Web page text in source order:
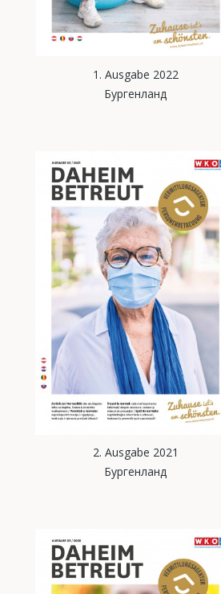
1. Ausgabe 2022
Бургенланд
2. Ausgabe 2021
Бургенланд